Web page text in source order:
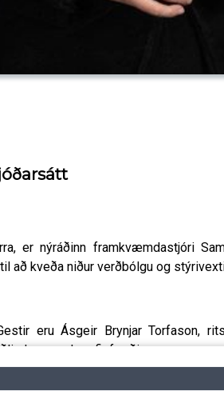
er nýráðinn framkvæmdastjóri
að kveða niður verðbólgu og
eru Ásgeir Brynjar Torfason,
og umhverfisfræðingur.